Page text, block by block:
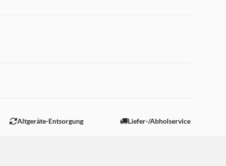
Altgeräte-Entsorgung Liefer-/Abholservice